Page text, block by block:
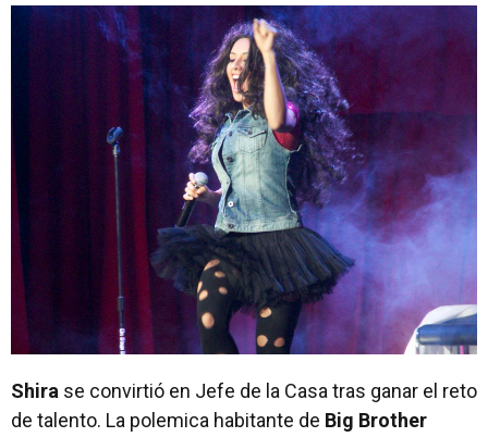
Shira se convirtió en Jefe de la Casa tras ganar el reto
de talento. La polemica habitante de Big Brother